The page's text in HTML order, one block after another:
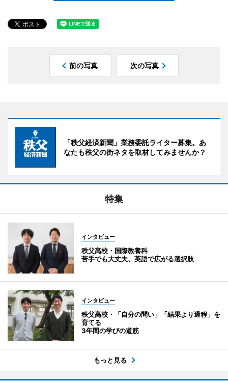
前の写真 次の写真
「秩父経済新聞」業務委託ライター募集。あ
なたも秩父の街ネタを取材してみませんか？
特集
インタビュー
秩父高校・国際教養科
苦手でも大丈夫、英語で広がる選択肢
インタビュー
秩父高校・「自分の問い」「結果より過程」を
育てる
3年間の学びの道筋
もっと見る